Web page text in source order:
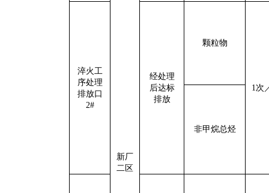
新厂
二区
淬火工
序处理
排放口
2#
经处理
后达标
排放
颗粒物
1 次
非甲烷总烃